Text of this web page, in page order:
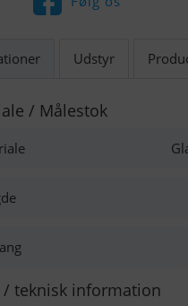
Udstyr
/ Målestok
/ teknisk information